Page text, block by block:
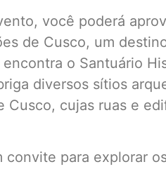
você poderá
de Cusco, um
o Santuário
diversos sítios
Cusco, cujas ruas e
convite para explorar